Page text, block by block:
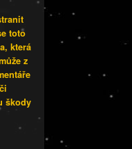
toto
která
z
škody